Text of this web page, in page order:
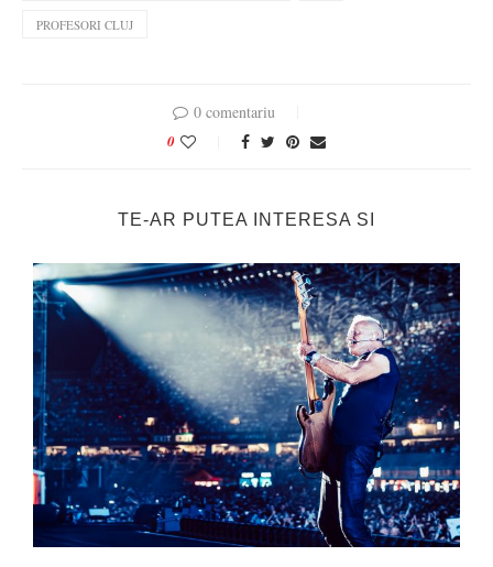
PROFESORI CLUJ
0 comentariu
0
TE-AR PUTEA INTERESA SI